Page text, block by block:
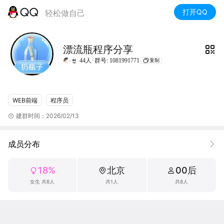
轻松做自己 打开QQ
漂流瓶程序分享
44人· 群号: 1081991771 复制
WEB前端 程序员
建群时间：2026/02/13
成员分布
18%
女生 共8人
北京
共1人
00后
共8人